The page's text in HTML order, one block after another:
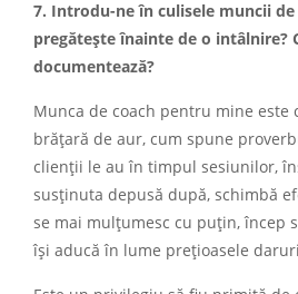
7. Introdu-ne în culisele muncii de
pregătește înainte de o intâlnire?
documentează?
Munca de coach pentru mine este
brățară de aur, cum spune
clienții le au în timpul sesiunilor,
susținuta depusă după, schimbă
se mai mulțumesc cu puțin, încep
își aducă în lume prețioasele